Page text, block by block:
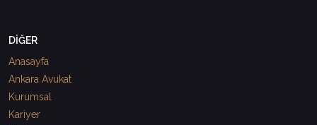
DİĞER
Anasayfa
Ankara Avukat
Kurumsal
Kariyer